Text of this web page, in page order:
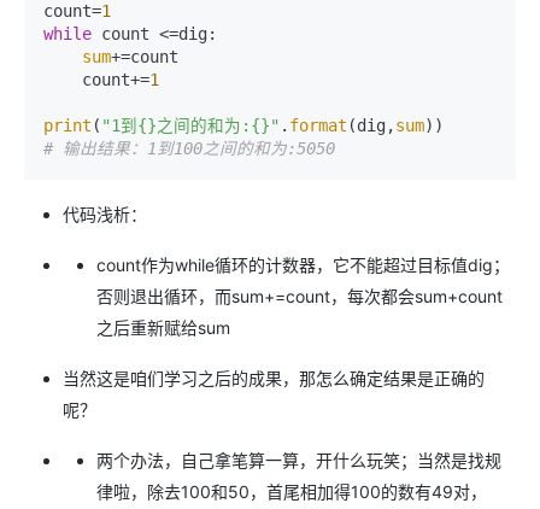
count=1
while count <=dig:
sum+=count
    count+=
1
print ( "1到{}之间的和为:{}" . format (dig,sum
# 输出结果：1到100之间的和为:5050
代码浅析：
count作为while循环的计数器，它不能超过目标值dig；
否则退出循环，而sum+=count，每次都会sum+count
之后重新赋给sum
当然这是咱们学习之后的成果，那怎么确定结果是正确的
呢？
两个办法，自己拿笔算一算，开什么玩笑；当然是找规
律啦，除去100和50，首尾相加得100的数有49对，